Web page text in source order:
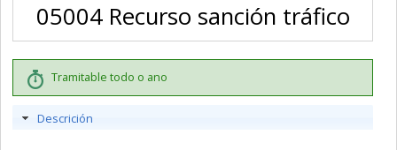
05004 Recurso sanción tráfico
Tramitable todo o ano
Descrición